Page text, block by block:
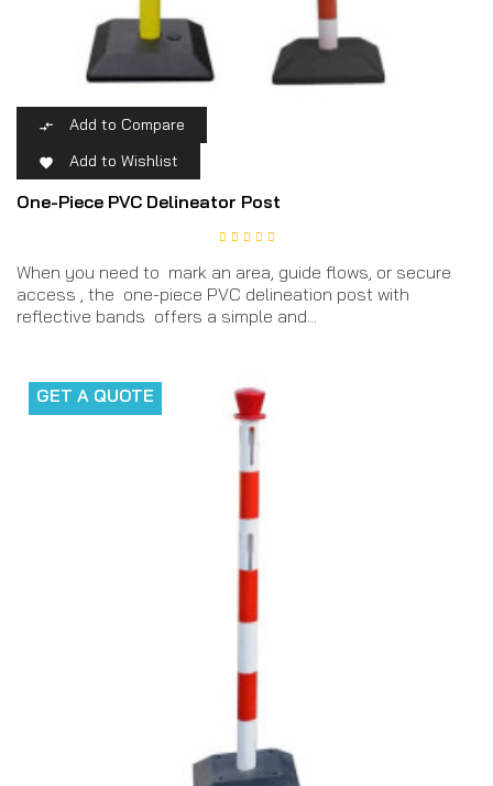
 Add to Compare
 Add to Wishlist
One-Piece PVC Delineator Post
When you need to mark an area, guide flows, or secure
access , the one-piece PVC delineation post with
reflective bands offers a simple and...
GET A QUOTE